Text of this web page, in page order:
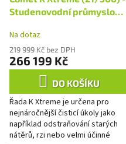
R
M
A
Studenovodní průmyslový
Na dotaz
219 999 Kč bez DPH
266 199 Kč
DO KOŠÍKU
Řada K Xtreme je určena pro
nejnáročnější čisticí úkoly jako
například odstraňování starých
nátěrů, rzi nebo velmi účinné